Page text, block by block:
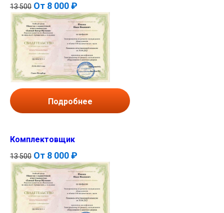
13 500 От 8 000 ₽
Подробнее
Комплектовщик
13 500 От 8 000 ₽